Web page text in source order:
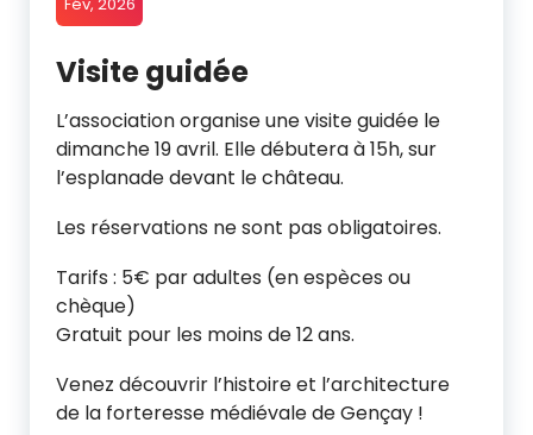
Visite guidée
L’association organise une visite guidée le
dimanche 19 avril. Elle débutera à 15h, sur
l’esplanade devant le château.
Les réservations ne sont pas obligatoires.
Tarifs : 5€ par adultes (en espèces ou
chèque)
Gratuit pour les moins de 12 ans.
Venez découvrir l’histoire et l’architecture
de la forteresse médiévale de Gençay !